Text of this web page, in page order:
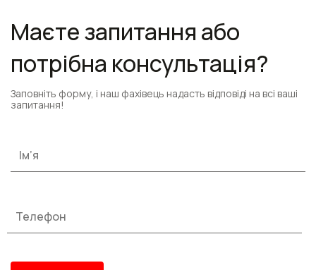
Маєте запитання або
потрібна консультація?
Заповніть форму, і наш фахівець надасть відповіді на всі ваші
запитання!